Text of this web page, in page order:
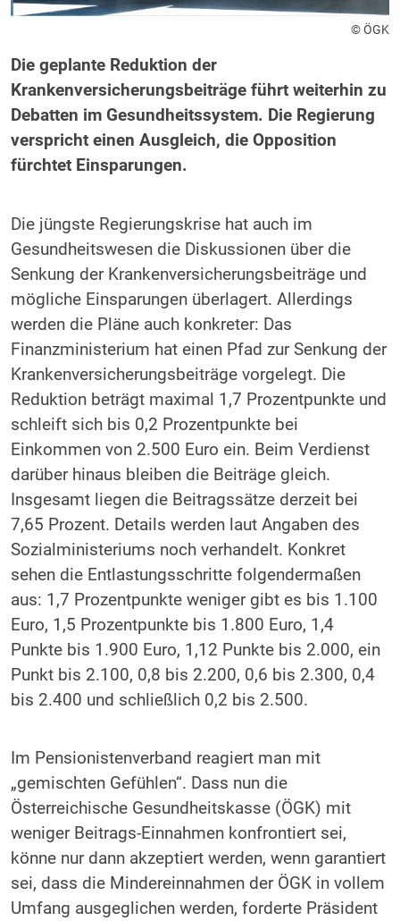
© ÖGK
Die geplante Reduktion der
Krankenversicherungsbeiträge führt weiterhin zu
Debatten im Gesundheitssystem. Die Regierung
verspricht einen Ausgleich, die Opposition
fürchtet Einsparungen.
Die jüngste Regierungskrise hat auch im
Gesundheitswesen die Diskussionen über die
Senkung der Krankenversicherungsbeiträge und
mögliche Einsparungen überlagert. Allerdings
werden die Pläne auch konkreter: Das
Finanzministerium hat einen Pfad zur Senkung der
Krankenversicherungsbeiträge vorgelegt. Die
Reduktion beträgt maximal 1,7 Prozentpunkte und
schleift sich bis 0,2 Prozentpunkte bei
Einkommen von 2.500 Euro ein. Beim Verdienst
darüber hinaus bleiben die Beiträge gleich.
Insgesamt liegen die Beitragssätze derzeit bei
7,65 Prozent. Details werden laut Angaben des
Sozialministeriums noch verhandelt. Konkret
sehen die Entlastungsschritte folgendermaßen
aus: 1,7 Prozentpunkte weniger gibt es bis 1.100
Euro, 1,5 Prozentpunkte bis 1.800 Euro, 1,4
Punkte bis 1.900 Euro, 1,12 Punkte bis 2.000, ein
Punkt bis 2.100, 0,8 bis 2.200, 0,6 bis 2.300, 0,4
bis 2.400 und schließlich 0,2 bis 2.500.
Im Pensionistenverband reagiert man mit
„gemischten Gefühlen“. Dass nun die
Österreichische Gesundheitskasse (ÖGK) mit
weniger Beitrags-Einnahmen konfrontiert sei,
könne nur dann akzeptiert werden, wenn garantiert
sei, dass die Mindereinnahmen der ÖGK in vollem
Umfang ausgeglichen werden, forderte Präsident